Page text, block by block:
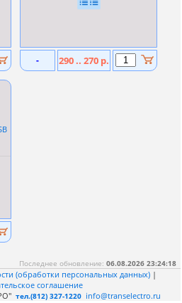
- 290 .. 270 р.
Последнее обновление: 06.08.2026 23:24:18
(обработки персональных данных) |
соглашение
тел.(812) 327-1220 info@transelectro.ru